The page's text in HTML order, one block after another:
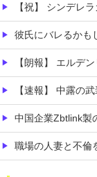
【祝】 シンデレラガールズ13周
彼氏にバレるかも
【朗報】 エルデ
【速報】 中露の武
中国企業Zbtlink製のル
職場の人妻と不倫